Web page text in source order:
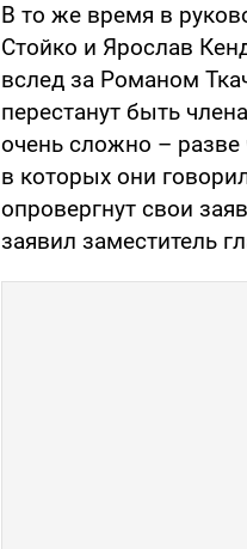
В то же время в
Стойко и Ярослав
вслед за Романом
перестанут быть
очень сложно – разве
в которых они
опровергнут свои
заявил заместитель